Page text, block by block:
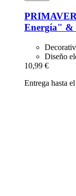
Energía" &
Diseño
10,99 €
Entrega hasta